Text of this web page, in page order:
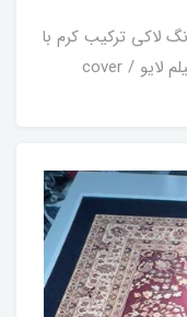
لاکی ترکیب کرم با
پارچه کیفیت درجه یک کد Rh2279 با فیلم لایو / cover